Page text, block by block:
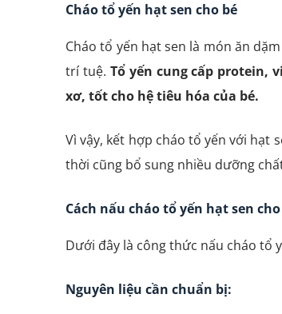
Cháo tổ yến hạt sen cho bé
Cháo tổ yến hạt sen là món ăn
trí tuệ. Tổ yến cung cấp protein,
xơ, tốt cho hệ tiêu hóa của bé.
Vì vậy, kết hợp cháo tổ yến với hạt
thời cũng bổ sung nhiều dưỡng
Cách nấu cháo tổ yến hạt sen
Dưới đây là công thức nấu cháo tổ
Nguyên liệu cần chuẩn bị:
Hỗ Trợ
129.000 ₫